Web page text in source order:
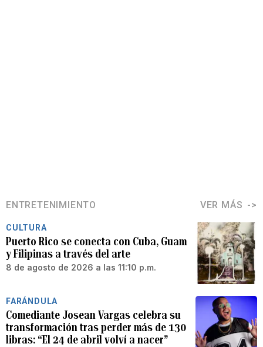
ENTRETENIMIENTO VER MÁS
CULTURA
Puerto Rico se conecta con Cuba, Guam
y Filipinas a través del arte
8 de agosto de 2026 a las 11:10 p.m.
FARÁNDULA
Comediante Josean Vargas celebra su
transformación tras perder más de 130
libras: “El 24 de abril volví a nacer”